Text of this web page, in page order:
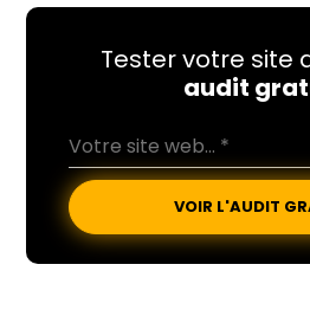
Tester votre site
audit
VOIR L'AUDIT